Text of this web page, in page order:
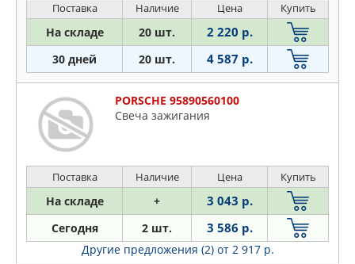
Поставка Наличие Цена Купить
На складе 20 шт. 2 220 р.
30 дней 20 шт. 4 587 р.
PORSCHE 95890560100
Свеча зажигания
Поставка Наличие Цена Купить
На складе + 3 043 р.
Сегодня 2 шт. 3 586 р.
Другие предложения (2) от 2 917 р.